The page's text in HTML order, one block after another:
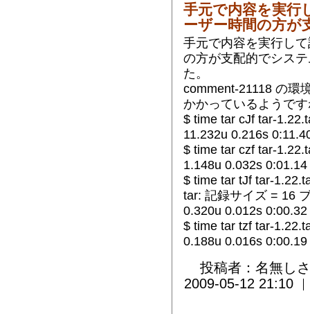
手元で内容を実行
ーザー時間の方が
手元で内容を実行し
の方が支配的でシス
た。
comment-21118 の環
かかっているようで
$ time tar cJf tar-
11.232u 0.216s
$ time tar czf tar-
1.148u 0.032s
$ time tar tJf tar-
tar: 記録サイズ = 16
0.320u 0.012s
$ time tar tzf tar-
0.188u 0.016s
投稿者：名無し
2009-05-12 21:10